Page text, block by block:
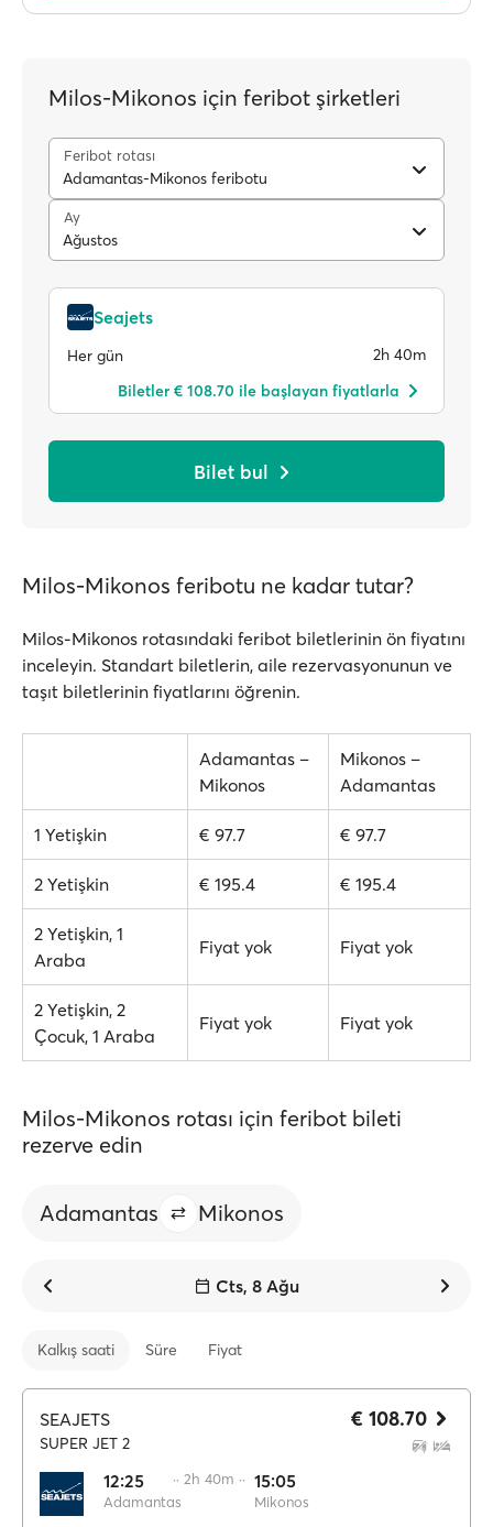
Milos-Mikonos için feribot şirketleri
Feribot rotası
Adamantas-Mikonos feribotu
Ay
Ağustos
Seajets
Her gün
2h 40m
Biletler € 108.70 ile başlayan fiyatlarla
Bilet bul
Milos-Mikonos feribotu ne kadar tutar?
Milos-Mikonos rotasındaki feribot biletlerinin ön fiyatını
inceleyin. Standart biletlerin, aile rezervasyonunun ve
taşıt biletlerinin fiyatlarını öğrenin.
Adamantas –
Mikonos
Mikonos –
Adamantas
1 Yetişkin € 97.7 € 97.7
2 Yetişkin € 195.4 € 195.4
2 Yetişkin, 1
Araba
Fiyat yok Fiyat yok
2 Yetişkin, 2
Çocuk, 1 Araba
Fiyat yok Fiyat yok
Milos-Mikonos rotası için feribot bileti
rezerve edin
Adamantas Mikonos
Cts, 8 Ağu
Kalkış saati Süre Fiyat
SEAJETS
SUPER JET 2
12:25
Adamantas
·· 2h 40m ·· 15:05
Mikonos
€ 108.70